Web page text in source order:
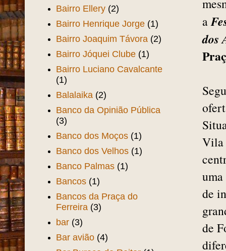
a
dos
Vila
de
de
Bairro Ellery (2)
Bairro Henrique Jorge (1)
Bairro Joaquim Távora (2)
Bairro Jóquei Clube (1)
Bairro Luciano Cavalcante
(1)
Balalaika (2)
Banco da Opinião Pública
(3)
Banco dos Moços (1)
Banco dos Velhos (1)
Banco Palmas (1)
Bancos (1)
Bancos da Praça do
Ferreira (3)
bar (3)
Bar avião (4)